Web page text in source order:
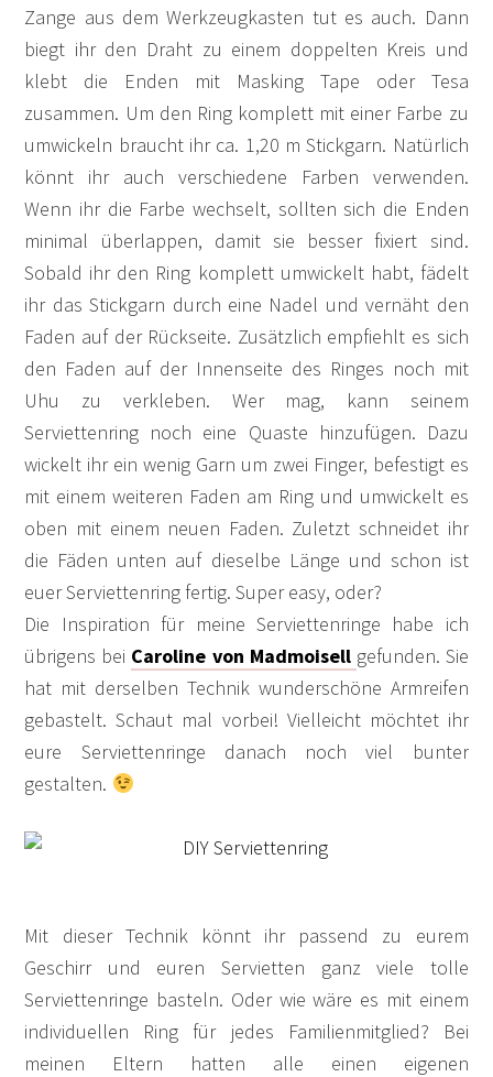
Zange aus dem Werkzeugkasten tut es auch. Dann
biegt ihr den Draht zu einem doppelten Kreis und
klebt die Enden mit Masking Tape oder Tesa
zusammen. Um den Ring komplett mit einer Farbe zu
umwickeln braucht ihr ca. 1,20 m Stickgarn. Natürlich
könnt ihr auch verschiedene Farben verwenden.
Wenn ihr die Farbe wechselt, sollten sich die Enden
minimal überlappen, damit sie besser fixiert sind.
Sobald ihr den Ring komplett umwickelt habt, fädelt
ihr das Stickgarn durch eine Nadel und vernäht den
Faden auf der Rückseite. Zusätzlich empfiehlt es sich
den Faden auf der Innenseite des Ringes noch mit
Uhu zu verkleben. Wer mag, kann seinem
Serviettenring noch eine Quaste hinzufügen. Dazu
wickelt ihr ein wenig Garn um zwei Finger, befestigt es
mit einem weiteren Faden am Ring und umwickelt es
oben mit einem neuen Faden. Zuletzt schneidet ihr
die Fäden unten auf dieselbe Länge und schon ist
euer Serviettenring fertig. Super easy, oder?
Die Inspiration für meine Serviettenringe habe ich
übrigens bei Caroline von Madmoisell gefunden. Sie
hat mit derselben Technik wunderschöne Armreifen
gebastelt. Schaut mal vorbei! Vielleicht möchtet ihr
eure Serviettenringe danach noch viel bunter
gestalten.
Mit dieser Technik könnt ihr passend zu eurem
Geschirr und euren Servietten ganz viele tolle
Serviettenringe basteln. Oder wie wäre es mit einem
individuellen Ring für jedes Familienmitglied? Bei
meinen Eltern hatten alle einen eigenen